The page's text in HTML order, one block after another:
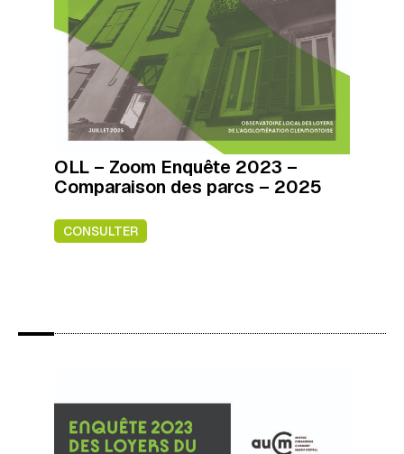
OLL – Zoom Enquête 2023 –
Comparaison des parcs – 2025
CONSULTER